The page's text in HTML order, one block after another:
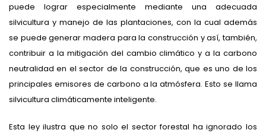
puede lograr especialmente mediante una adecuada
silvicultura y manejo de las plantaciones, con la cual además
se puede generar madera para la construcción y así, también,
contribuir a la mitigación del cambio climático y a la carbono
neutralidad en el sector de la construcción, que es uno de los
principales emisores de carbono a la atmósfera. Esto se llama
silvicultura climáticamente inteligente.
Esta ley ilustra que no solo el sector forestal ha ignorado los